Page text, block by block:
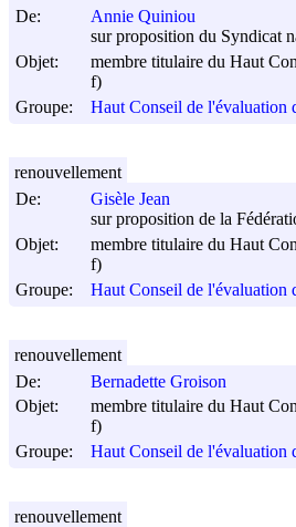
De:
Annie Quiniou
sur proposition du Syndicat
Objet:
membre titulaire du Haut
f)
Groupe:
Haut Conseil de l'évaluation
De:
Gisèle Jean
sur proposition de la
Objet:
membre titulaire du Haut
f)
Groupe:
Haut Conseil de l'évaluation
renouvellement
De:
Bernadette Groison
Objet:
membre titulaire du Haut
f)
Groupe:
Haut Conseil de l'évaluation
renouvellement
renouvellement